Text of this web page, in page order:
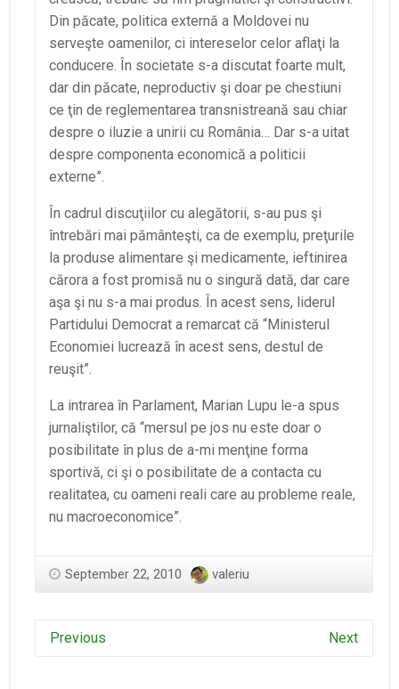
Din păcate, politica externă a Moldovei nu
serveşte oamenilor, ci intereselor celor aflaţi la
conducere. În societate s-a discutat foarte mult,
dar din păcate, neproductiv şi doar pe chestiuni
ce ţin de reglementarea transnistreană sau chiar
despre o iluzie a unirii cu România… Dar s-a uitat
despre componenta economică a politicii
externe”.
În cadrul discuţiilor cu alegătorii, s-au pus şi
întrebări mai pământeşti, ca de exemplu, preţurile
la produse alimentare şi medicamente, ieftinirea
cărora a fost promisă nu o singură dată, dar care
aşa şi nu s-a mai produs. În acest sens, liderul
Partidului Democrat a remarcat că “Ministerul
Economiei lucrează în acest sens, destul de
reuşit”.
La intrarea în Parlament, Marian Lupu le-a spus
jurnaliştilor, că “mersul pe jos nu este doar o
posibilitate în plus de a-mi menţine forma
sportivă, ci şi o posibilitate de a contacta cu
realitatea, cu oameni reali care au probleme reale,
nu macroeconomice”.
September 22, 2010 valeriu
Previous Next